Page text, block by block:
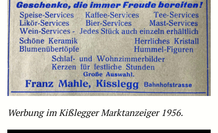
Werbung im Kißlegger Marktanzeiger 1956.